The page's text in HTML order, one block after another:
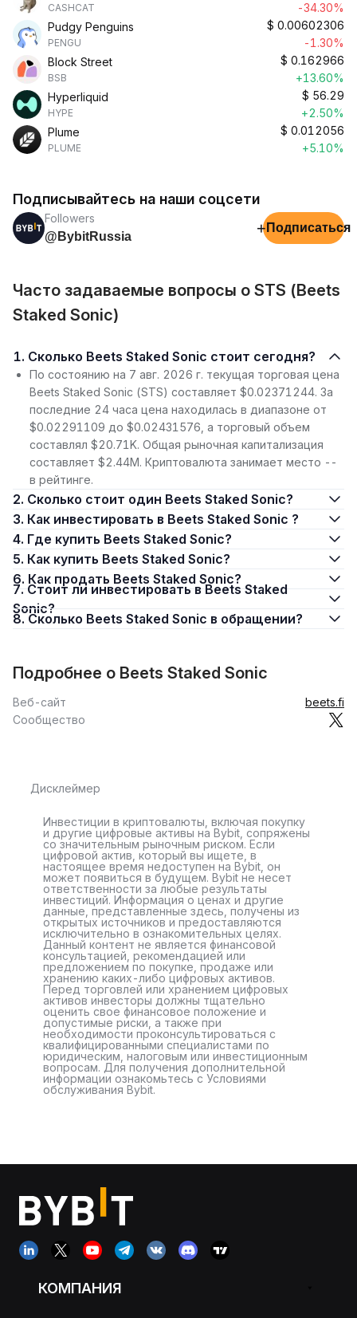
CASHCAT
-34.30%
Pudgy Penguins
PENGU
$ 0.00602306
-1.30%
Block Street
BSB
$ 0.162966
+13.60%
Hyperliquid
HYPE
$ 56.29
+2.50%
Plume
PLUME
$ 0.012056
+5.10%
Подписывайтесь на наши соцсети
Followers
@BybitRussia
+ Подписаться
Часто задаваемые вопросы о STS (Beets
Staked Sonic)
1. Сколько Beets Staked Sonic стоит сегодня?
По состоянию на 7 авг. 2026 г. текущая торговая цена
Beets Staked Sonic (STS) составляет $0.02371244. За
последние 24 часа цена находилась в диапазоне от
$0.02291109 до $0.02431576, а торговый объем
составлял $20.71K. Общая рыночная капитализация
составляет $2.44M. Криптовалюта занимает место --
в рейтинге.
2. Сколько стоит один Beets Staked Sonic?
3. Как инвестировать в Beets Staked Sonic ?
4. Где купить Beets Staked Sonic?
5. Как купить Beets Staked Sonic?
6. Как продать Beets Staked Sonic?
7. Стоит ли инвестировать в Beets Staked
Sonic?
8. Сколько Beets Staked Sonic в обращении?
Подробнее о Beets Staked Sonic
Веб-сайт
beets.fi
Сообщество
Дисклеймер
Инвестиции в криптовалюты, включая покупку
и другие цифровые активы на Bybit, сопряжены
со значительным рыночным риском. Если
цифровой актив, который вы ищете, в
настоящее время недоступен на Bybit, он
может появиться в будущем. Bybit не несет
ответственности за любые результаты
инвестиций. Информация о ценах и другие
данные, представленные здесь, получены из
открытых источников и предоставляются
исключительно в ознакомительных целях.
Данный контент не является финансовой
консультацией, рекомендацией или
предложением по покупке, продаже или
хранению каких-либо цифровых активов.
Перед торговлей или хранением цифровых
активов инвесторы должны тщательно
оценить свое финансовое положение и
допустимые риски, а также при
необходимости проконсультироваться с
квалифицированными специалистами по
юридическим, налоговым или инвестиционным
вопросам. Для получения дополнительной
информации ознакомьтесь с Условиями
обслуживания Bybit.
КОМПАНИЯ